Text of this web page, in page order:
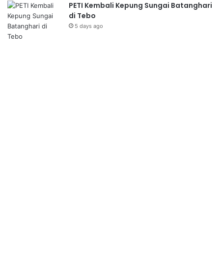
PETI Kembali Kepung Sungai Batanghari
di Tebo
5 days ago